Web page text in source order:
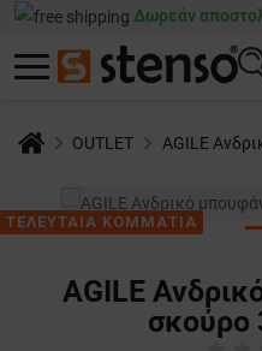
Δωρεάν
OUTLET AGILE
ΤΕΛΕΥΤΑΙΑ ΚΟΜΜΑΤΙΑ
AGILE
σκούρο